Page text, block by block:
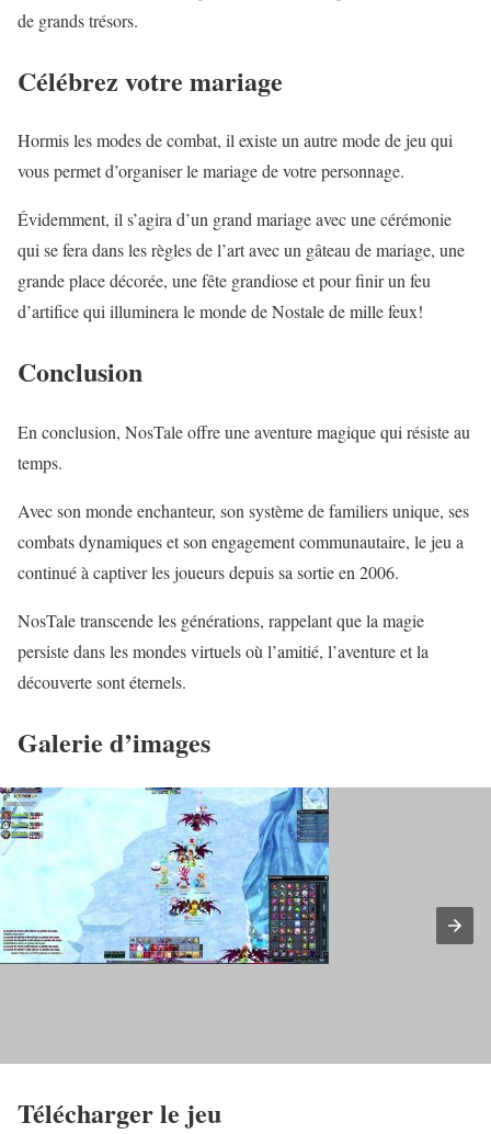
de grands trésors.
Célébrez votre mariage
Hormis les modes de combat, il existe un autre mode de jeu qui
vous permet d’organiser le mariage de votre personnage.
Évidemment, il s’agira d’un grand mariage avec une cérémonie
qui se fera dans les règles de l’art avec un gâteau de mariage, une
grande place décorée, une fête grandiose et pour finir un feu
d’artifice qui illuminera le monde de Nostale de mille feux!
Conclusion
En conclusion, NosTale offre une aventure magique qui résiste au
temps.
Avec son monde enchanteur, son système de familiers unique, ses
combats dynamiques et son engagement communautaire, le jeu a
continué à captiver les joueurs depuis sa sortie en 2006.
NosTale transcende les générations, rappelant que la magie
persiste dans les mondes virtuels où l’amitié, l’aventure et la
découverte sont éternels.
Galerie d’images
Télécharger le jeu